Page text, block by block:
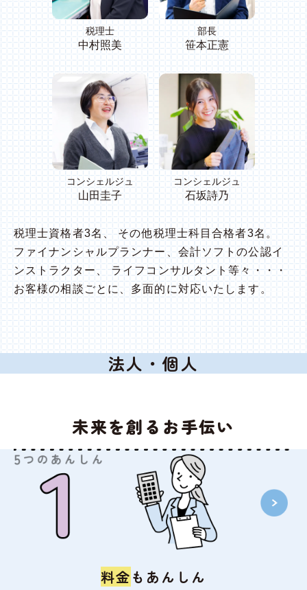
税理士
中村照美
部長
笹本正憲
コンシェルジュ
山田圭子
コンシェルジュ
石坂詩乃
税理士資格者3名、 その他税理士科目合格者3名。
ファイナンシャルプランナー、会計ソフトの公認イ
ンストラクター、 ライフコンサルタント等々・・・
お客様の相談ごとに、多面的に対応いたします。
法人・個人
未来を創るお手伝い
料金も あんしん